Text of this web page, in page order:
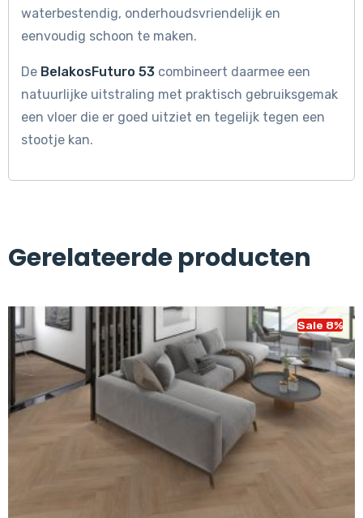
waterbestendig, onderhoudsvriendelijk en
eenvoudig schoon te maken.
De BelakosFuturo 53 combineert daarmee een
natuurlijke uitstraling met praktisch gebruiksgemak
een vloer die er goed uitziet en tegelijk tegen een
stootje kan.
Gerelateerde producten
Sale 8%